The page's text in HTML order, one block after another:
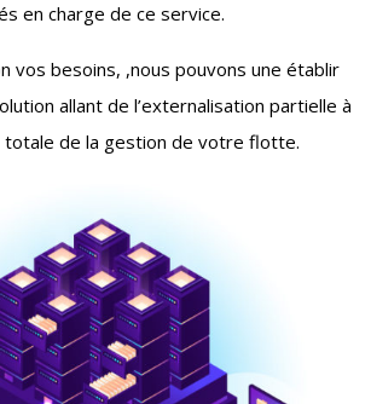
en charge de ce service.
vos besoins, ,nous pouvons une établir
allant de l’externalisation partielle à
totale de la gestion de votre flotte.